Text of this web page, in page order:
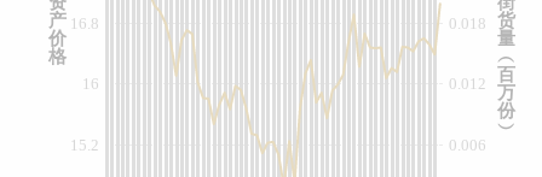
0.006
0.012
0.018
16.8
15.2
16
货
量
︵
百
万
份
︶
产
价
格